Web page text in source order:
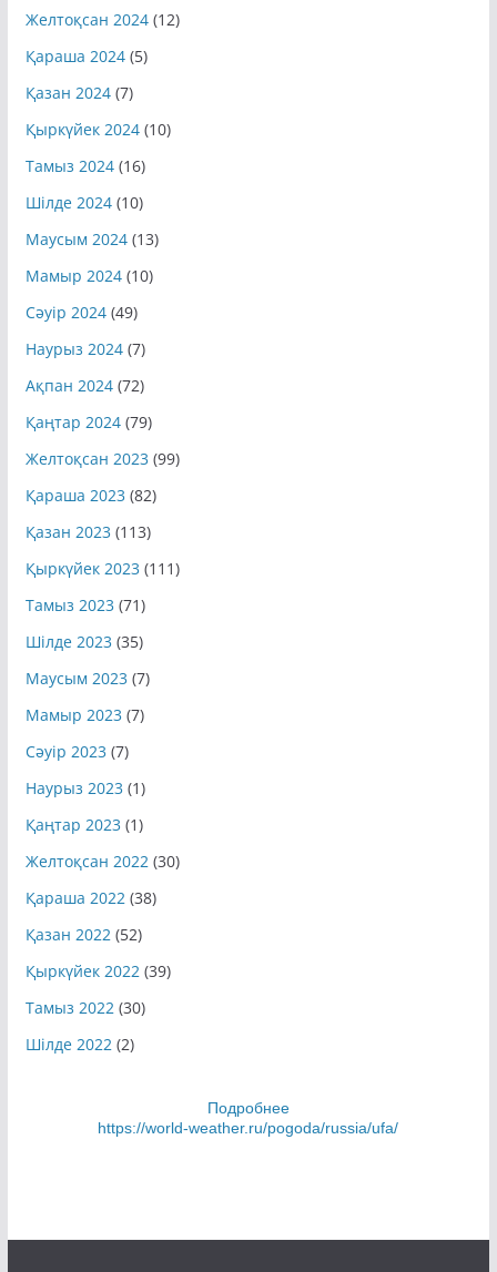
Желтоқсан 2024(12)
Қараша 2024(5)
Қазан 2024(7)
Қыркүйек 2024(10)
Тамыз 2024(16)
Шілде 2024(10)
Маусым 2024(13)
Мамыр 2024(10)
Сәуір 2024(49)
Наурыз 2024(7)
Ақпан 2024(72)
Қаңтар 2024(79)
Желтоқсан 2023 (99)
Қараша 2023 (82)
Қазан 2023 (113)
Қыркүйек 2023 (111)
Тамыз 2023 (71)
Шілде 2023 (35)
Маусым 2023 (7)
Мамыр 2023 (7)
Сәуір 2023 (7)
Наурыз 2023 (1)
Қаңтар 2023 (1)
Желтоқсан 2022(30)
Қараша 2022(38)
Қазан 2022(52)
Қыркүйек 2022(39)
Тамыз 2022(30)
Шілде 2022(2)
Подробнее
https://world-weather.ru/pogoda/russia/ufa/